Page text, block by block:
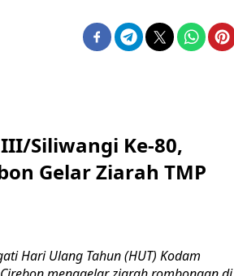
Siliwangi Ke-80,
Gelar Ziarah TMP
Hari Ulang Tahun (HUT) Kodam